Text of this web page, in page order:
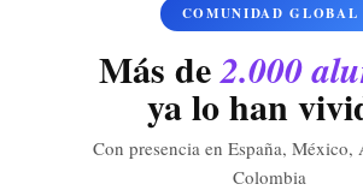
COMUNIDAD GLOBAL
Más de2.000
ya lo han
Con presencia en España, México,
Colombia